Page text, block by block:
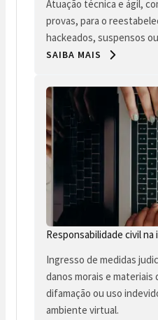
Atuação técnica e ágil,
provas, para o
hackeados, suspensos
SAIBA MAIS
Responsabilidade civil
Ingresso de medidas
danos morais e
difamação ou uso
ambiente virtual.